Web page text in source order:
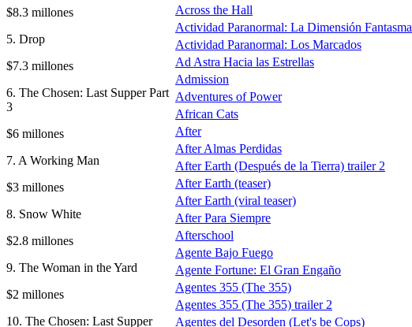
$8.3 millones
5. Drop
$7.3 millones
6. The Chosen: Last Supper Part
3
$6 millones
7. A Working Man
$3 millones
8. Snow White
$2.8 millones
9. The Woman in the Yard
$2 millones
10. The Chosen: Last Supper
Across the Hall
Actividad Paranormal: La Dimensión Fantasma
Actividad Paranormal: Los Marcados
Ad Astra Hacia las Estrellas
Admission
Adventures of Power
African Cats
After
After Almas Perdidas
After Earth (Después de la Tierra) trailer 2
After Earth (teaser)
After Earth (viral teaser)
After Para Siempre
Afterschool
Agente Bajo Fuego
Agente Fortune: El Gran Engaño
Agentes 355 (The 355)
Agentes 355 (The 355) trailer 2
Agentes del Desorden (Let's be Cops)